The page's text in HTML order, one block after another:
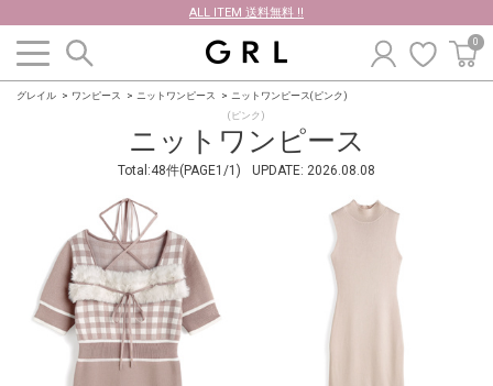
ALL ITEM 送料無料 !!
0
グレイル ワンピース ニットワンピース ニットワンピース(ピンク)
ニットワンピース
(ピンク)
Total:48件(PAGE1/1) UPDATE: 2026.08.08